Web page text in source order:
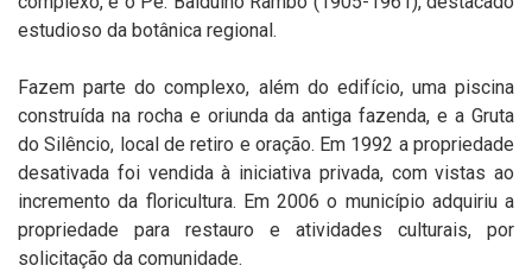
estudioso da botânica regional.
Fazem parte do complexo, além do edifício, uma piscina
construída na rocha e oriunda da antiga fazenda, e a Gruta
do Silêncio, local de retiro e oração. Em 1992 a propriedade
desativada foi vendida à iniciativa privada, com vistas ao
incremento da floricultura. Em 2006 o município adquiriu a
propriedade para restauro e atividades culturais, por
solicitação da comunidade.